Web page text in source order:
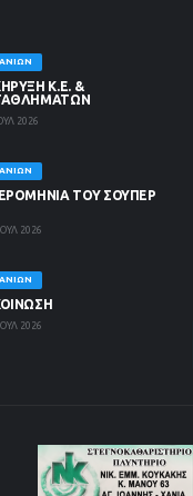
Κ.Ε. &
2026
ΤΟΥ ΣΟΥΠΕΡ
2026
2026